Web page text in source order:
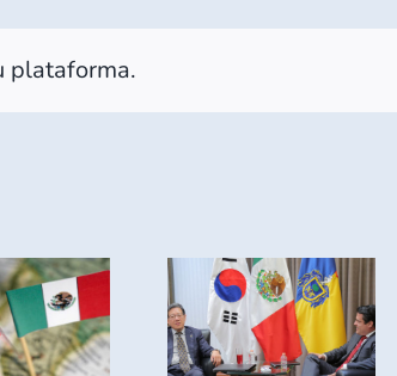
plataforma.
JALISCO Y
COREA
BUSCAN
MÉXICO
CIERRA
AGOSTO
COMO